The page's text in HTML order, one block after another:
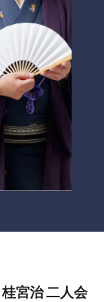
宮治 二人会